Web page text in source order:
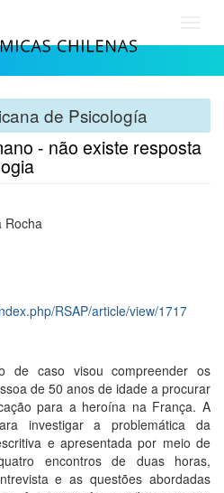
de Psicología
- não existe resposta
Rocha
RSAP/article/view/1717
de caso visou compreender os
de 50 anos de idade a procurar
para a heroí­na na França. A
investigar a problemática da
e apresentada por meio de
encontros de duas horas,
e as questões abordadas